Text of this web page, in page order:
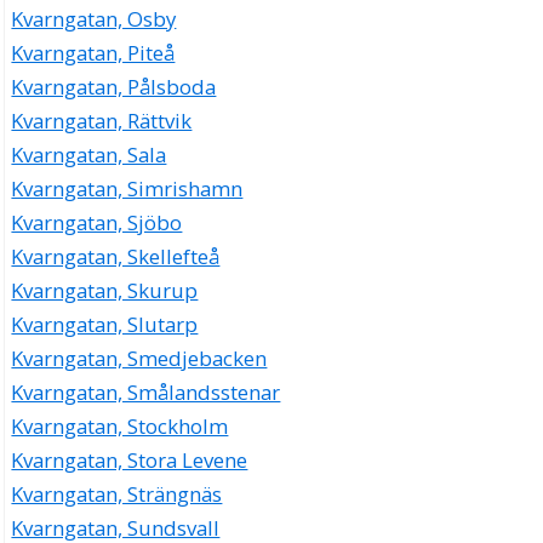
Kvarngatan, Osby
Kvarngatan, Piteå
Kvarngatan, Pålsboda
Kvarngatan, Rättvik
Kvarngatan, Sala
Kvarngatan, Simrishamn
Kvarngatan, Sjöbo
Kvarngatan, Skellefteå
Kvarngatan, Skurup
Kvarngatan, Slutarp
Kvarngatan, Smedjebacken
Kvarngatan, Smålandsstenar
Kvarngatan, Stockholm
Kvarngatan, Stora Levene
Kvarngatan, Strängnäs
Kvarngatan, Sundsvall